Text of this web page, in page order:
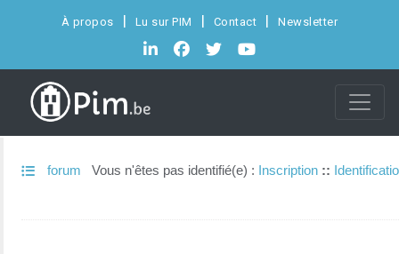
À propos Lu sur PIM Contact Newsletter
forum Vous n'êtes pas identifié(e) : Inscription ::